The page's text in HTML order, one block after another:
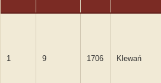
1 9 1706 Klewań